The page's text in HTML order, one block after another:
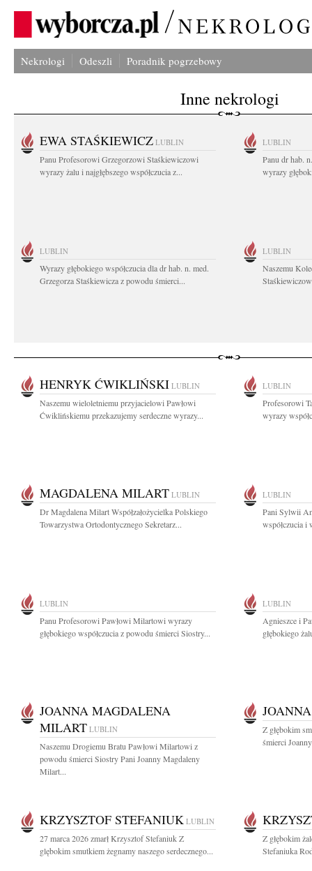
Nekrologi Odeszli Poradnik pogrzebowy
Inne nekrologi
EWA STAŚKIEWICZ LUBLIN
Panu Profesorowi Grzegorzowi Staśkiewiczowi
wyrazy żalu i najgłębszego współczucia z...
LUBLIN
Panu dr hab.
wyrazy
LUBLIN
Wyrazy głębokiego współczucia dla dr hab. n. med.
Grzegorza Staśkiewicza z powodu śmierci...
LUBLIN
Naszemu
HENRYK ĆWIKLIŃSKI LUBLIN
Naszemu wieloletniemu przyjacielowi Pawłowi
Ćwiklińskiemu przekazujemy serdeczne wyrazy...
LUBLIN
Profesorowi
wyrazy
MAGDALENA MILART LUBLIN
Dr Magdalena Milart Współzałożycielka Polskiego
Towarzystwa Ortodontycznego Sekretarz...
LUBLIN
Pani Sylwii
współczucia i
LUBLIN
Panu Profesorowi Pawłowi Milartowi wyrazy
głębokiego współczucia z powodu śmierci Siostry...
LUBLIN
Agnieszce i
głębokiego
JOANNA MAGDALENA
MILART LUBLIN
Naszemu Drogiemu Bratu Pawłowi Milartowi z
powodu śmierci Siostry Pani Joanny Magdaleny
Milart...
Z głębokim
śmierci
KRZYSZTOF STEFANIUK LUBLIN
27 marca 2026 zmarł Krzysztof Stefaniuk Z
glębokim smutkiem żegnamy naszego serdecznego...
Z głębokim
Stefaniuka